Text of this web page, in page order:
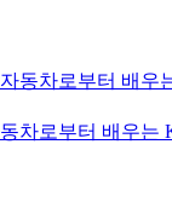
차로부터 배우는